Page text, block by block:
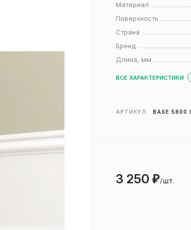
Материал
Поверхность
Страна
Бренд
Длина, мм
ВСЕ ХАРАКТЕРИСТИКИ
АРТИКУЛ: BASE 5800 I
3 250 ₽/шт.